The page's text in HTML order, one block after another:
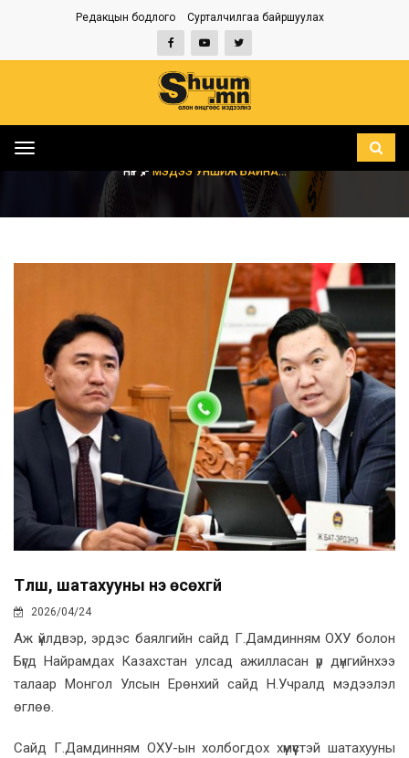
Редакцын бодлого Сурталчилгаа байршуулах
Toggle
НҮҮР МЭДЭЭ УНШИЖ БАЙНА...
Түлш, шатахууны үнэ өсөхгүй
2026/04/24
Аж үйлдвэр, эрдэс баялгийн сайд Г.Дамдинням ОХУ болон
Бүгд Найрамдах Казахстан улсад ажилласан үр дүнгийнхээ
талаар Монгол Улсын Ерөнхий сайд Н.Учралд мэдээлэл
өглөө.
Сайд Г.Дамдинням ОХУ-ын холбогдох хүмүүстэй шатахууны